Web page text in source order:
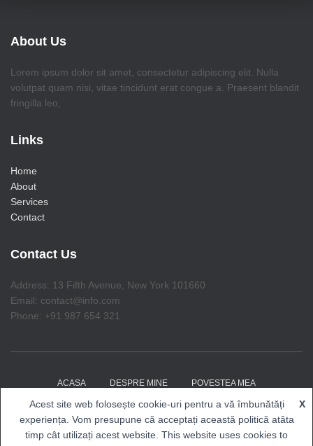
About Us
Lorem ipsum dolor sit amet, consectetur adipiscing elit. Nulla
volutpat quam nisi, vitae tincidunt erat congue a. Praesent blandit
fringilla leo,
Links
Home
About
Services
Contact
Contact Us
Address: 13 Fifth Avenue, New York 101660
Email: contact@info.com
Phone: +91 987 654 321
ACASA DESPRE MINE POVESTEA MEA
COACHING CU RENALDO EVENIMENTE BLOG
Acest site web folosește cookie-uri pentru a vă îmbunătăți
experiența. Vom presupune că acceptați această politică atâta
timp cât utilizați acest website. This website uses cookies to
X